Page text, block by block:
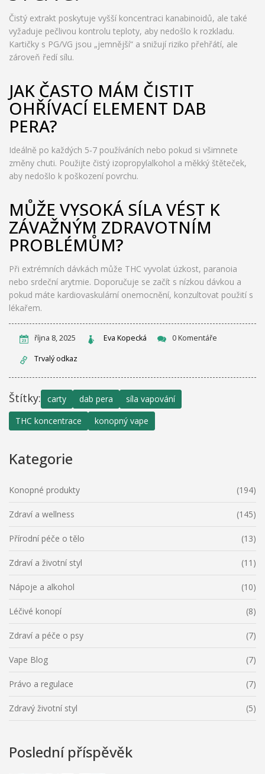
Čistý extrakt poskytuje vyšší koncentraci kanabinoidů, ale také
vyžaduje pečlivou kontrolu teploty, aby nedošlo k rozkladu.
Kartičky s PG/VG jsou „jemnější“ a snižují riziko přehřátí, ale
zároveň ředí sílu.
JAK ČASTO MÁM ČISTIT
OHŘÍVACÍ ELEMENT DAB
PERA?
Ideálně po každých 5‑7 používáních nebo pokud si všimnete
změny chuti. Použijte čistý izopropylalkohol a měkký štěteček,
aby nedošlo k poškození povrchu.
MŮŽE VYSOKÁ SÍLA VÉST K
ZÁVAŽNÝM ZDRAVOTNÍM
PROBLÉMŮM?
Při extrémních dávkách může THC vyvolat úzkost, paranoia
nebo srdeční arytmie. Doporučuje se začít s nízkou dávkou a
pokud máte kardiovaskulární onemocnění, konzultovat použití s
lékařem.
října 8, 2025 Eva Kopecká 0 Komentáře
Trvalý odkaz
Štítky: carty dab pera
síla vapování
THC koncentrace
konopný vape
Kategorie
Konopné produkty (194)
Zdraví a wellness (145)
Přírodní péče o tělo (13)
Zdraví a životní styl (11)
Nápoje a alkohol (10)
Léčivé konopí (8)
Zdraví a péče o psy (7)
Vape Blog (7)
Právo a regulace (7)
Zdravý životní styl (5)
Poslední příspěvěk